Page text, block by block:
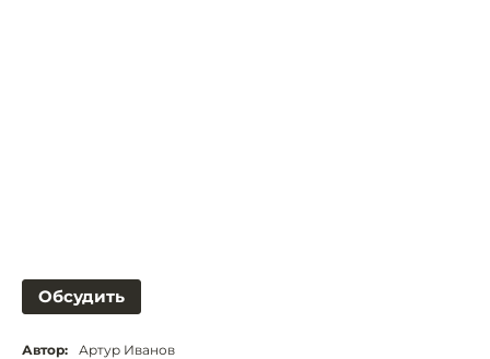
Обсудить
Автор: Артур Иванов